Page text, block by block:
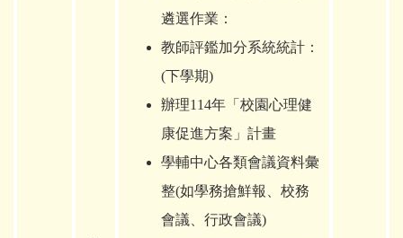
遴選作業：
教師評鑑加分系統統計 ：
(下學期)
辦理114年「校園心理健
康促進方案」計畫
學輔中心各類會議資料彙
整(如學務搶鮮報、校務
會議、行政會議)